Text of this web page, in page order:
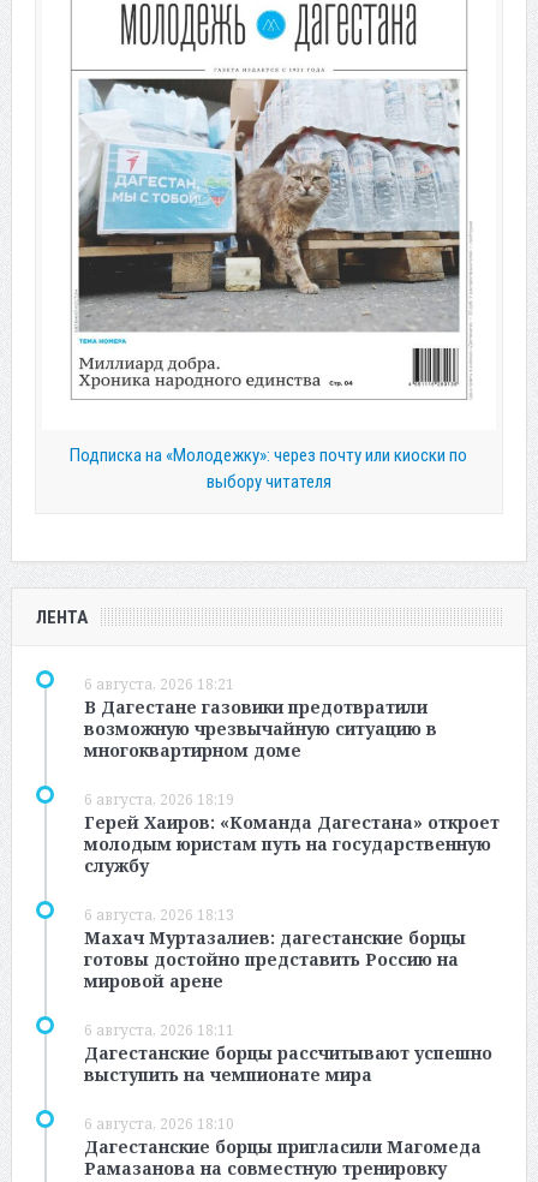
Подписка на «Молодежку»: через почту или киоски по
выбору читателя
ЛЕНТА
6 августа, 2026 18:21
В Дагестане газовики предотвратили
возможную чрезвычайную ситуацию в
многоквартирном доме
6 августа, 2026 18:19
Герей Хаиров: «Команда Дагестана» откроет
молодым юристам путь на государственную
службу
6 августа, 2026 18:13
Махач Муртазалиев: дагестанские борцы
готовы достойно представить Россию на
мировой арене
6 августа, 2026 18:11
Дагестанские борцы рассчитывают успешно
выступить на чемпионате мира
6 августа, 2026 18:10
Дагестанские борцы пригласили Магомеда
Рамазанова на совместную тренировку